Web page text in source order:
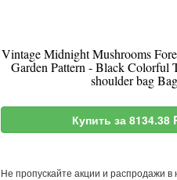
Vintage Midnight Mushrooms
Garden Pattern - Black Colorful
shoulder bag Bag
Купить за 8134.38
Не пропускайте акции и распродажи